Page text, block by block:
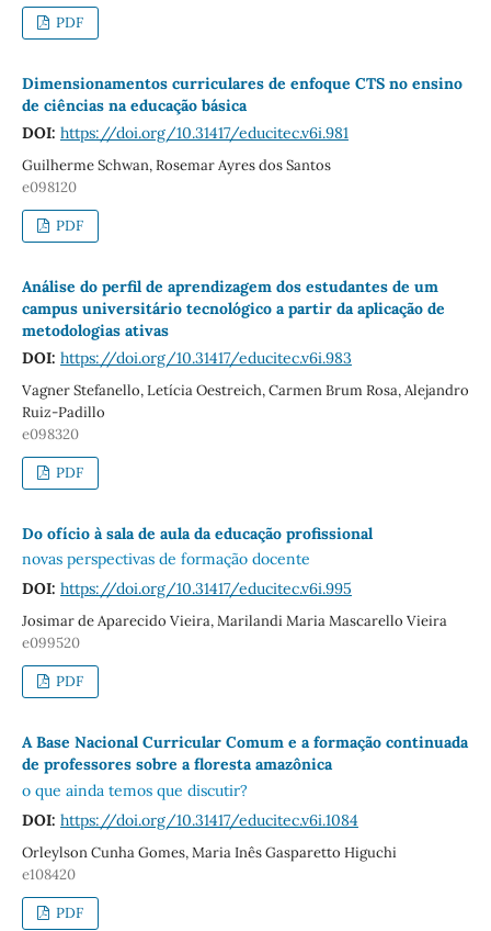
PDF
Dimensionamentos curriculares de enfoque CTS no ensino
de ciências na educação básica
DOI: https://doi.org/10.31417/educitec.v6i.981
Guilherme Schwan, Rosemar Ayres dos Santos
e098120
PDF
Análise do perfil de aprendizagem dos estudantes de um
campus universitário tecnológico a partir da aplicação de
metodologias ativas
DOI: https://doi.org/10.31417/educitec.v6i.983
Vagner Stefanello, Letícia Oestreich, Carmen Brum Rosa, Alejandro
Ruiz-Padillo
e098320
PDF
Do ofício à sala de aula da educação profissional
novas perspectivas de formação docente
DOI: https://doi.org/10.31417/educitec.v6i.995
Josimar de Aparecido Vieira, Marilandi Maria Mascarello Vieira
e099520
PDF
A Base Nacional Curricular Comum e a formação continuada
de professores sobre a floresta amazônica
o que ainda temos que discutir?
DOI: https://doi.org/10.31417/educitec.v6i.1084
Orleylson Cunha Gomes, Maria Inês Gasparetto Higuchi
e108420
PDF